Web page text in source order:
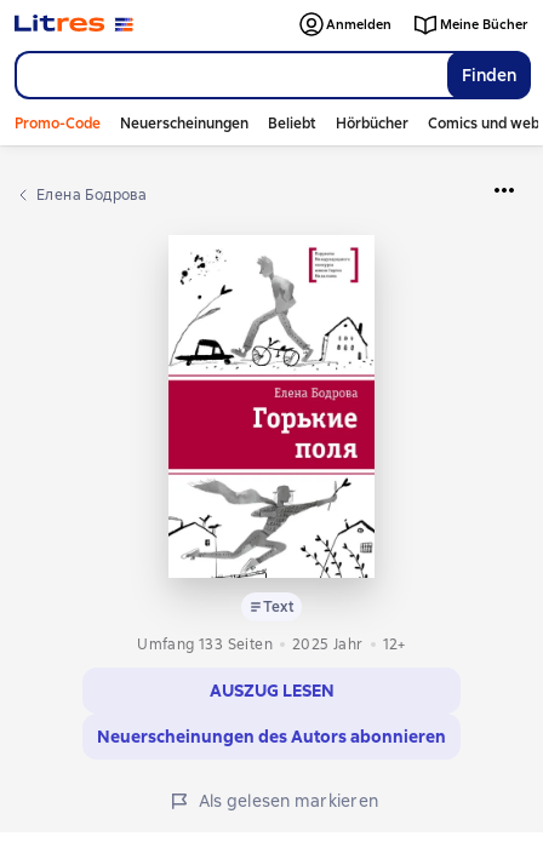
Finden
Anmelden Meine Bücher
Promo-Code Neuerscheinungen Beliebt Hörbücher Comics und
Елена Бодрова
Text
Umfang 133 Seiten
2025 Jahr 12+
AUSZUG LESEN
Neuerscheinungen des Autors abonnieren
Als gelesen markieren